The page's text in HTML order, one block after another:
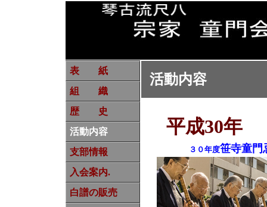
表 紙
組 織
歴 史
活動内容
支部情報
入会案内.
白譜の販売
活動内容
平成30年
３０年度笹寺童門